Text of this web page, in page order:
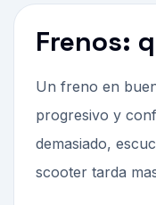
Frenos:
Un freno en
progresivo y
demasiado,
scooter tarda